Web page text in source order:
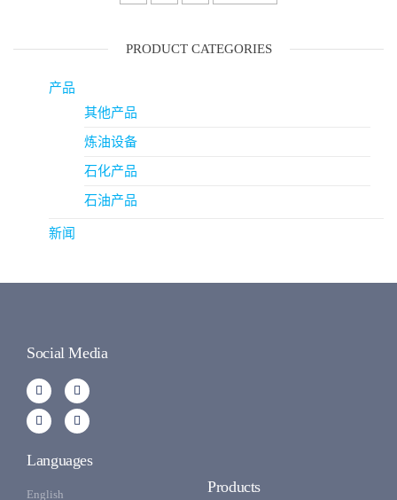
PRODUCT CATEGORIES
产品
其他产品
炼油设备
石化产品
石油产品
新闻
Social Media
Languages
English Products